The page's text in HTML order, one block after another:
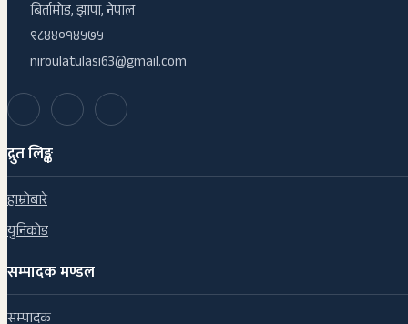
बिर्तामोड, झापा, नेपाल
९८४४०१४५७५
niroulatulasi63@gmail.com
द्रुत लिङ्क
हाम्रोबारे
युनिकोड
सम्पादक मण्डल